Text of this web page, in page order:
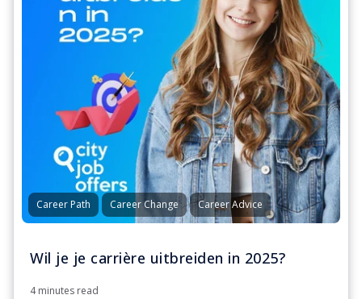
Career Path Career Change Career Advice
Wil je je carrière uitbreiden in 2025?
4 minutes read